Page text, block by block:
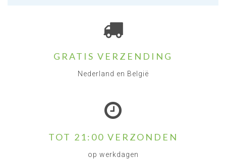
GRATIS VERZENDING
Nederland en België
TOT 21:00 VERZONDEN
op werkdagen